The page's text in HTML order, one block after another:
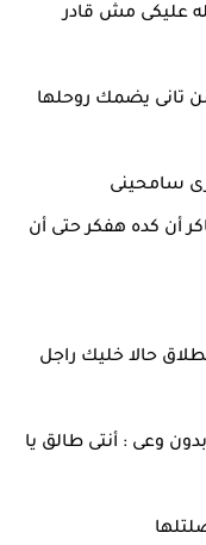
عليكى مش قادر
تانى يضمك روحلها
سامحينى
أن كده هفكر حتى أن
حالا خليك راجل
وعى : أنتى طالق يا